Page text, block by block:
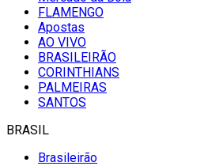
FLAMENGO
Apostas
AO VIVO
BRASILEIRÃO
CORINTHIANS
PALMEIRAS
SANTOS
BRASIL
Brasileirão